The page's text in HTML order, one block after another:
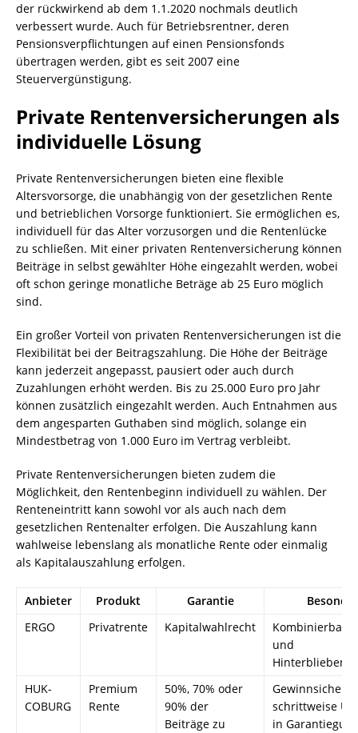
der rückwirkend ab dem 1.1.2020 nochmals deutlich
verbessert wurde. Auch für Betriebsrentner, deren
Pensionsverpflichtungen auf einen Pensionsfonds
übertragen werden, gibt es seit 2007 eine
Steuervergünstigung.
Private Rentenversicherungen als
individuelle Lösung
Private Rentenversicherungen bieten eine flexible
Altersvorsorge, die unabhängig von der gesetzlichen Rente
und betrieblichen Vorsorge funktioniert. Sie ermöglichen es,
individuell für das Alter vorzusorgen und die Rentenlücke
zu schließen. Mit einer privaten Rentenversicherung können
Beiträge in selbst gewählter Höhe eingezahlt werden, wobei
oft schon geringe monatliche Beträge ab 25 Euro möglich
sind.
Ein großer Vorteil von privaten Rentenversicherungen ist die
Flexibilität bei der Beitragszahlung. Die Höhe der Beiträge
kann jederzeit angepasst, pausiert oder auch durch
Zuzahlungen erhöht werden. Bis zu 25.000 Euro pro Jahr
können zusätzlich eingezahlt werden. Auch Entnahmen aus
dem angesparten Guthaben sind möglich, solange ein
Mindestbetrag von 1.000 Euro im Vertrag verbleibt.
Private Rentenversicherungen bieten zudem die
Möglichkeit, den Rentenbeginn individuell zu wählen. Der
Renteneintritt kann sowohl vor als auch nach dem
gesetzlichen Rentenalter erfolgen. Die Auszahlung kann
wahlweise lebenslang als monatliche Rente oder einmalig
als Kapitalauszahlung erfolgen.
Anbieter Produkt Garantie
ERGO
Privatrente Kapitalwahlrecht
Kombinierbar
und
HUK-
COBURG
Premium
Rente
50%, 70% oder
90% der
Beiträge zu
schrittweise
in